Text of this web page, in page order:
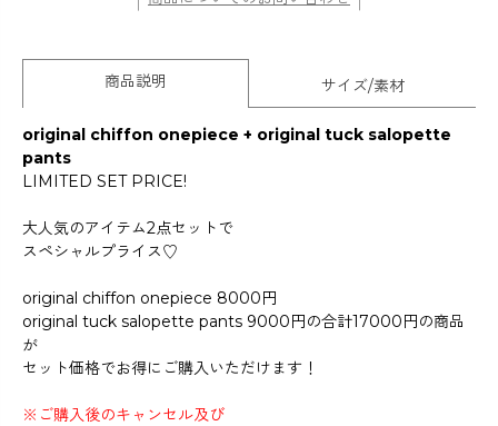
商品説明 サイズ/素材
original chiffon onepiece + original tuck salopette
pants
LIMITED SET PRICE!
大人気のアイテム2点セットで
スペシャルプライス♡
original chiffon onepiece 8000円
original tuck salopette pants 9000円の合計17000円の商品
が
セット価格でお得にご購入いただけます！
※ご購入後のキャンセル及び